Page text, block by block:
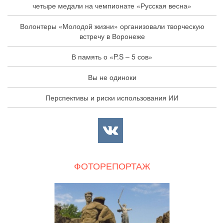
четыре медали на чемпионате «Русская весна»
Волонтеры «Молодой жизни» организовали творческую
встречу в Воронеже
В память о «P.S – 5 сов»
Вы не одиноки
Перспективы и риски использования ИИ
ФОТОРЕПОРТАЖ